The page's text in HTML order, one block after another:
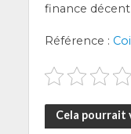
finance
Réfé­rence :
Cela pourrait